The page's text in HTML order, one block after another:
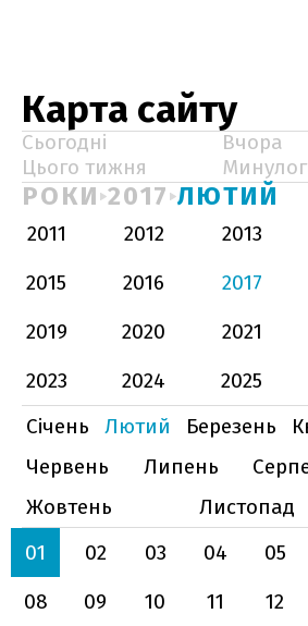
Карта сайту
Сьогодні
Вчора
Цього тижня
РОКИ 2017 ЛЮТИЙ
2011 2012 2013
2015
2016 2017
2019
2020 2021
2023
2024 2025
Січень
Лютий Березень
Червень
Липень
Жовтень
Листопад
01
02 03 04 05
08
09 10 11 12